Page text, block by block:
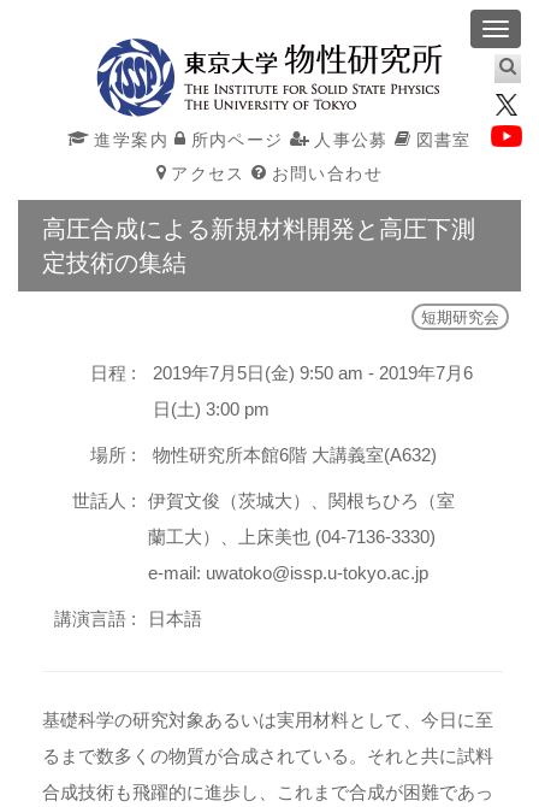
進学案内 所内ページ 人事公募
図書室
アクセス
お問い合わせ
高圧合成による新規材料開発と高圧下測
定技術の集結
短期研究会
日程 :
2019年7月5日(金) 9:50 am - 2019年7月6
日(土) 3:00 pm
場所 : 物性研究所本館6階 大講義室(A632)
世話人 :
伊賀文俊（茨城大）、関根ちひろ（室
蘭工大）、上床美也 (04-7136-3330)
e-mail: uwatoko@issp.u-tokyo.ac.jp
講演言語 : 日本語
基礎科学の研究対象あるいは実用材料として、今日に至
るまで数多くの物質が合成されている。それと共に試料
合成技術も飛躍的に進歩し、これまで合成が困難であっ